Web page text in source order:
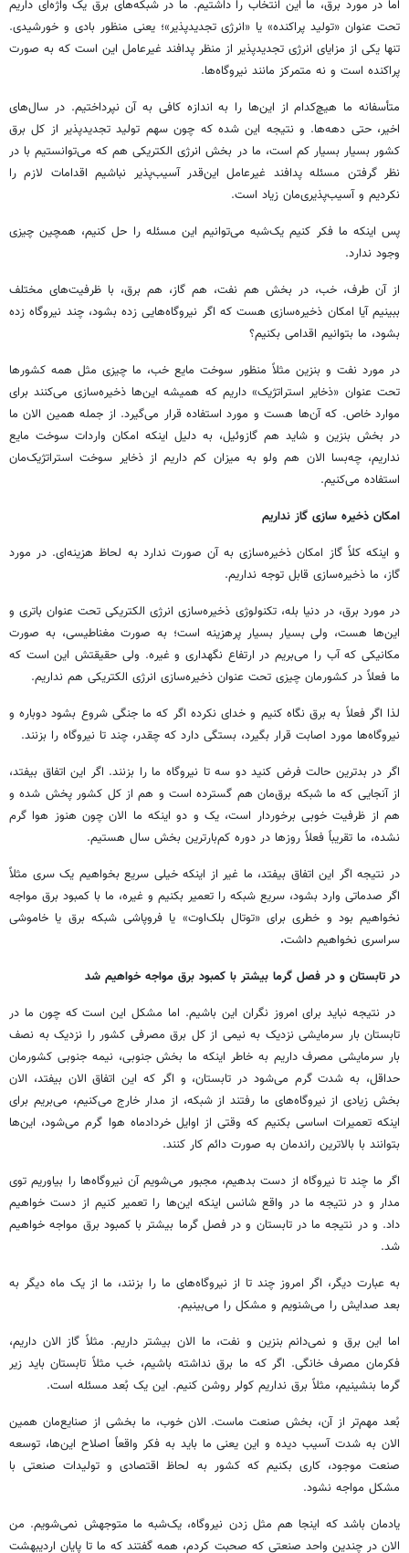
اما در مورد برق، ما این انتخاب را داشتیم. ما در شبکه‌های برق یک واژه‌ای داریم
تحت عنوان «تولید پراکنده» یا «انرژی تجدیدپذیر»؛ یعنی منظور بادی و خورشیدی.
تنها یکی از مزایای انرژی تجدیدپذیر از منظر پدافند غیرعامل این است که به صورت
پراکنده است و نه متمرکز مانند نیروگاه‌ها.
متأسفانه ما هیچ‌کدام از این‌ها را به اندازه کافی به آن نپرداختیم. در سال‌های
اخیر، حتی دهه‌ها. و نتیجه این شده که چون سهم تولید تجدیدپذیر از کل برق
کشور بسیار بسیار کم است، ما در بخش انرژی الکتریکی هم که می‌توانستیم با در
نظر گرفتن مسئله پدافند غیرعامل این‌قدر آسیب‌پذیر نباشیم اقدامات لازم را
نکردیم و آسیب‌پذیری‌مان زیاد است.
پس اینکه ما فکر کنیم یک‌شبه می‌توانیم این مسئله را حل کنیم، همچین چیزی
وجود ندارد.
از آن طرف، خب، در بخش هم نفت، هم گاز، هم برق، با ظرفیت‌های مختلف
ببینیم آیا امکان ذخیره‌سازی هست که اگر نیروگاه‌هایی زده بشود، چند نیروگاه زده
بشود، ما بتوانیم اقدامی بکنیم؟
در مورد نفت و بنزین مثلاً منظور سوخت مایع خب، ما چیزی مثل همه کشورها
تحت عنوان «ذخایر استراتژیک» داریم که همیشه این‌ها ذخیره‌سازی می‌کنند برای
موارد خاص. که آن‌ها هست و مورد استفاده قرار می‌گیرد. از جمله همین الان ما
در بخش بنزین و شاید هم گازوئیل، به دلیل اینکه امکان واردات سوخت مایع
نداریم، چه‌بسا الان هم ولو به میزان کم داریم از ذخایر سوخت استراتژیک‌مان
استفاده می‌کنیم.
امکان ذخیره سازی گاز نداریم
و اینکه کلاً گاز امکان ذخیره‌سازی به آن صورت ندارد به لحاظ هزینه‌ای. در مورد
گاز، ما ذخیره‌سازی قابل توجه نداریم.
در مورد برق، در دنیا بله، تکنولوژی ذخیره‌سازی انرژی الکتریکی تحت عنوان باتری و
این‌ها هست، ولی بسیار بسیار پرهزینه است؛ به صورت مغناطیسی، به صورت
مکانیکی که آب را می‌بریم در ارتفاع نگهداری و غیره. ولی حقیقتش این است که
ما فعلاً در کشورمان چیزی تحت عنوان ذخیره‌سازی انرژی الکتریکی هم نداریم.
لذا اگر فعلاً به برق نگاه کنیم و خدای نکرده اگر که ما جنگی شروع بشود دوباره و
نیروگاه‌ها مورد اصابت قرار بگیرد، بستگی دارد که چقدر، چند تا نیروگاه را بزنند.
اگر در بدترین حالت فرض کنید دو سه تا نیروگاه ما را بزنند. اگر این اتفاق بیفتد،
از آنجایی که ما شبکه برق‌مان هم گسترده است و هم از کل کشور پخش شده و
هم از ظرفیت خوبی برخوردار است، یک و دو اینکه ما الان چون هنوز هوا گرم
نشده، ما تقریباً فعلاً روزها در دوره کم‌بارترین بخش سال هستیم.
در نتیجه اگر این اتفاق بیفتد، ما غیر از اینکه خیلی سریع بخواهیم یک سری مثلاً
اگر صدماتی وارد بشود، سریع شبکه را تعمیر بکنیم و غیره، ما با کمبود برق مواجه
نخواهیم بود و خطری برای «توتال بلک‌اوت» یا فروپاشی شبکه برق یا خاموشی
سراسری نخواهیم داشت.
در تابستان و در فصل گرما بیشتر با کمبود برق مواجه خواهیم شد
در نتیجه نباید برای امروز نگران این باشیم. اما مشکل این است که چون ما در
تابستان بار سرمایشی نزدیک به نیمی از کل برق مصرفی کشور را نزدیک به نصف
بار سرمایشی مصرف داریم به خاطر اینکه ما بخش جنوبی، نیمه جنوبی کشورمان
حداقل، به شدت گرم می‌شود در تابستان، و اگر که این اتفاق الان بیفتد، الان
بخش زیادی از نیروگاه‌های ما رفتند از شبکه، از مدار خارج می‌کنیم، می‌بریم برای
اینکه تعمیرات اساسی بکنیم که وقتی از اوایل خردادماه هوا گرم می‌شود، این‌ها
بتوانند با بالاترین راندمان به صورت دائم کار کنند.
اگر ما چند تا نیروگاه از دست بدهیم، مجبور می‌شویم آن نیروگاه‌ها را بیاوریم توی
مدار و در نتیجه ما در واقع شانس اینکه این‌ها را تعمیر کنیم از دست خواهیم
داد. و در نتیجه ما در تابستان و در فصل گرما بیشتر با کمبود برق مواجه خواهیم
شد.
به عبارت دیگر، اگر امروز چند تا از نیروگاه‌های ما را بزنند، ما از یک ماه دیگر به
بعد صدایش را می‌شنویم و مشکل را می‌بینیم.
اما این برق و نمی‌دانم بنزین و نفت، ما الان بیشتر داریم. مثلاً گاز الان داریم،
فکرمان مصرف خانگی. اگر که ما برق نداشته باشیم، خب مثلاً تابستان باید زیر
گرما بنشینیم، مثلاً برق نداریم کولر روشن کنیم. این یک بُعد مسئله است.
بُعد مهم‌تر از آن، بخش صنعت ماست. الان خوب، ما بخشی از صنایع‌مان همین
الان به شدت آسیب دیده و این یعنی ما باید به فکر واقعاً اصلاح این‌ها، توسعه
صنعت موجود، کاری بکنیم که کشور به لحاظ اقتصادی و تولیدات صنعتی با
مشکل مواجه نشود.
یادمان باشد که اینجا هم مثل زدن نیروگاه، یک‌شبه ما متوجهش نمی‌شویم. من
الان در چندین واحد صنعتی که صحبت کردم، همه گفتند که ما تا پایان اردیبهشت